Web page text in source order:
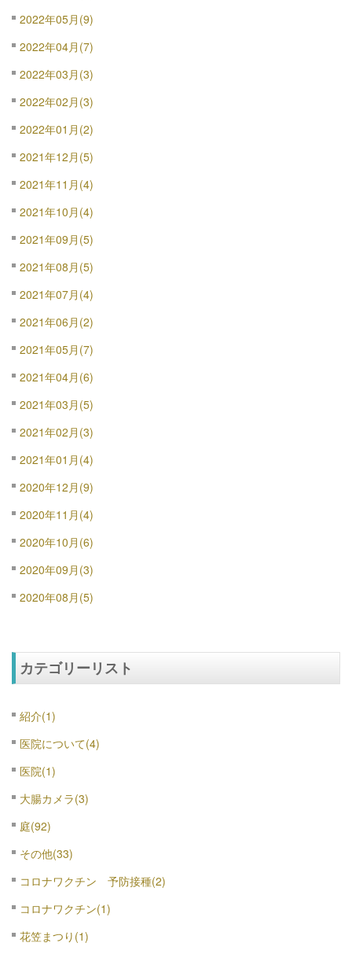
2022年05月(9)
2022年04月(7)
2022年03月(3)
2022年02月(3)
2022年01月(2)
2021年12月(5)
2021年11月(4)
2021年10月(4)
2021年09月(5)
2021年08月(5)
2021年07月(4)
2021年06月(2)
2021年05月(7)
2021年04月(6)
2021年03月(5)
2021年02月(3)
2021年01月(4)
2020年12月(9)
2020年11月(4)
2020年10月(6)
2020年09月(3)
2020年08月(5)
カテゴリーリスト
紹介(1)
医院について(4)
医院(1)
大腸カメラ(3)
庭(92)
その他(33)
コロナワクチン 予防接種(2)
コロナワクチン(1)
花笠まつり(1)